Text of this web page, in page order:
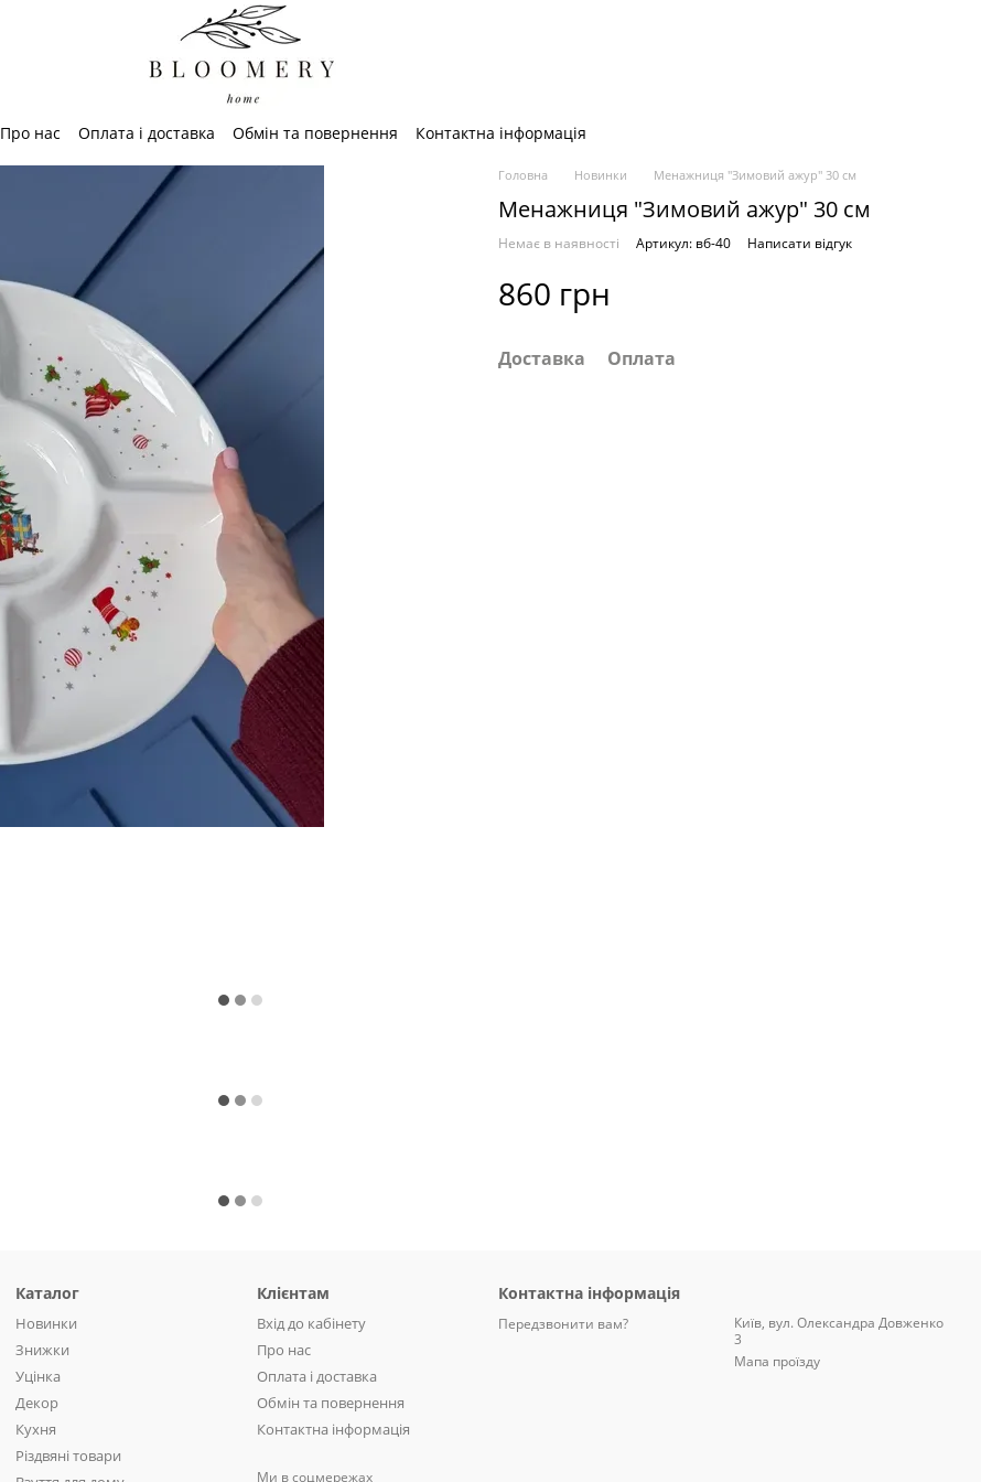
Про нас Оплата і доставка Обмін та повернення Контактна інформація
Головна Новинки Менажниця "Зимовий ажур" 30 см
Менажниця "Зимовий ажур" 30 см
Немає в наявності Артикул: вб-40 Написати відгук
860 грн
Доставка Оплата
Каталог
Новинки
Знижки
Уцінка
Декор
Кухня
Різдвяні товари
Клієнтам
Вхід до кабінету
Про нас
Оплата і доставка
Обмін та повернення
Контактна інформація
Ми в соцмережах
Контактна інформація
Передзвонити вам?
Київ, вул. Олександра Довженко
3
Мапа проїзду